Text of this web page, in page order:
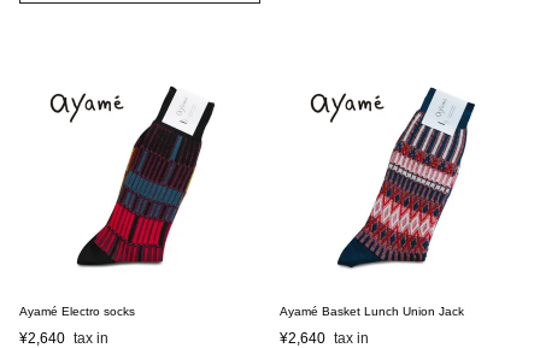
Ayamé Electro socks
¥2,640
Ayamé Basket Lunch Union Jack
¥2,640